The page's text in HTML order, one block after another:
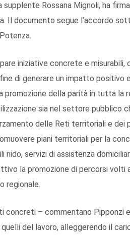
supplente Rossana Mignoli, ha
Il documento segue l’accordo
iniziative concrete e
di generare un impatto positivo
promozione della parità in tutta la
sia nel settore pubblico
delle Reti territoriali e dei
piani territoriali per la
nido, servizi di assistenza
la promozione di percorsi volti
regionale.
concreti – commentano Pipponzi
del lavoro, alleggerendo il